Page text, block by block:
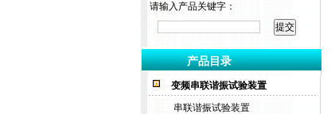
请输入产品关键字：
产品目录
变频串联谐振试验装置
串联谐振试验装置